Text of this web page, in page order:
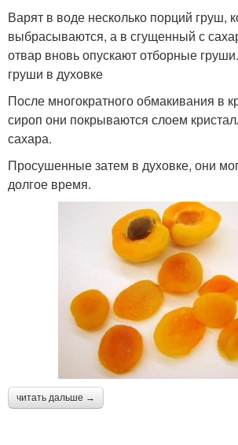
Варят в воде несколько порций груш,
выбрасываются, а в сгущенный с
отвар вновь опускают отборные
груши в духовке
После многократного обмакивания в
сироп они покрываются слоем
сахара.
Просушенные затем в духовке, они
долгое время.
читать дальше →